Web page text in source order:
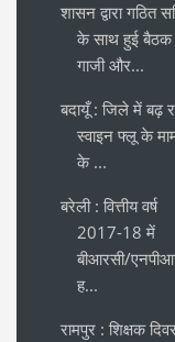
शासन द्वारा गठित
के साथ हुई बैठक
गाजी और...
बदायूँ : जिले में बढ़
स्वाइन फ्लू के
के ...
बरेली : वित्तीय वर्ष
2017-18 में
बीआरसी/
ह...
रामपुर : शिक्षक